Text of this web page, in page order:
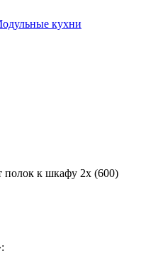
кухни
к шкафу 2х (600)